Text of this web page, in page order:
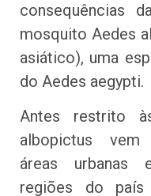
consequências
mosquito Aedes
asiático), uma
do Aedes aegypti.
Antes restrito
albopictus vem
áreas urbanas
regiões do